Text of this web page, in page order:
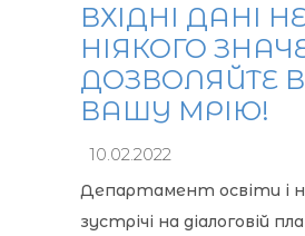
ВХІДНІ ДАНІ
НІЯКОГО
ДОЗВОЛЯЙТЕ
ВАШУ МРІЮ!
10.02.2022
Департамент освіти і
зустрічі на діалоговій